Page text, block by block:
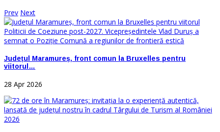
Prev Next
Județul Maramureș, front comun la Bruxelles pentru
viitorul…
28 Apr 2026